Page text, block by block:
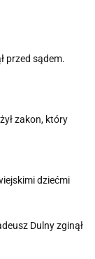
przed sądem.
zakon, który
dziećmi
Dulny zginął